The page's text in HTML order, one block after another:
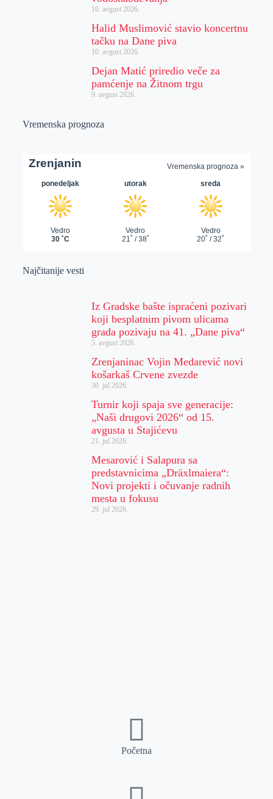
10. avgust 2026.
Halid Muslimović stavio koncertnu
tačku na Dane piva
10. avgust 2026.
Dejan Matić priredio veče za
pamćenje na Žitnom trgu
9. avgust 2026.
Vremenska prognoza
Najčitanije vesti
Iz Gradske bašte ispraćeni pozivari
koji besplatnim pivom ulicama
grada pozivaju na 41. „Dane piva“
5. avgust 2026.
Zrenjaninac Vojin Medarević novi
košarkaš Crvene zvezde
30. jul 2026.
Turnir koji spaja sve generacije:
„Naši drugovi 2026“ od 15.
avgusta u Stajićevu
21. jul 2026.
Mesarović i Salapura sa
predstavnicima „Dräxlmaiera“:
Novi projekti i očuvanje radnih
mesta u fokusu
29. jul 2026.
Početna